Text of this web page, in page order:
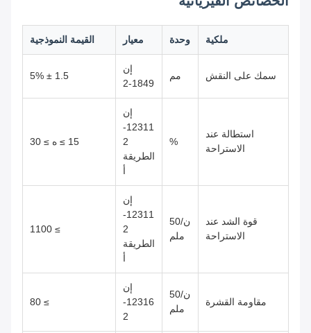
ملكية وحدة معيار القيمة النموذجية
سمك على النقش مم
إن
1849-2
1.5 ± 5%
استطالة عند
الاستراحة
%
إن
12311-
2
الطريقة
أ
15 ≥ ه ≥ 30
قوة الشد عند
الاستراحة
ن/50
ملم
إن
12311-
2
الطريقة
أ
≥ 1100
مقاومة القشرة
ن/50
ملم
إن
12316-
2
≥ 80